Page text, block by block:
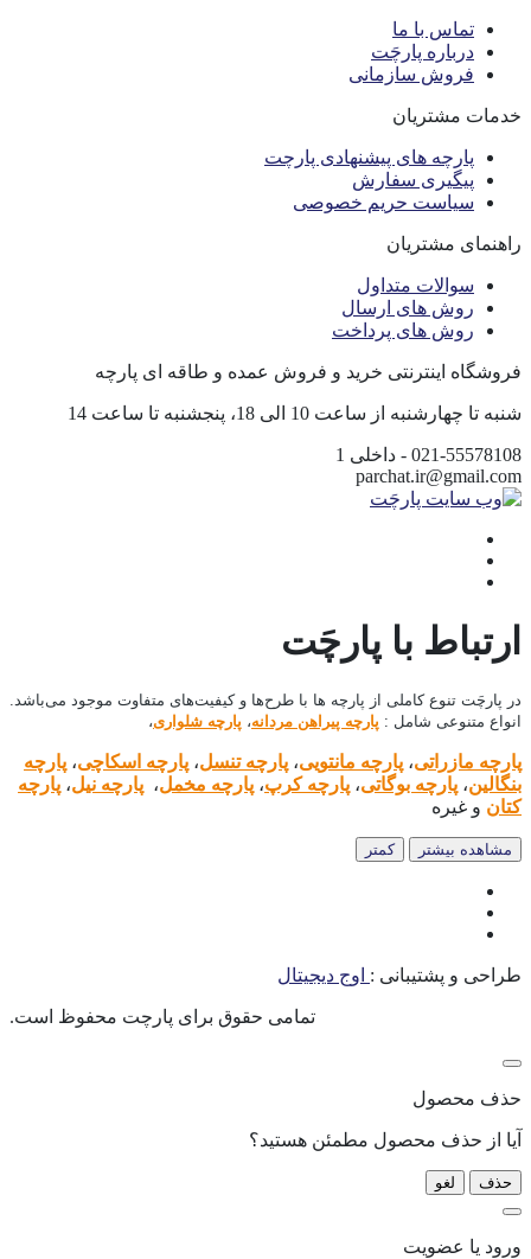
تماس با ما
درباره پارچَت
فروش سازمانی
خدمات مشتریان
پارچه های پیشنهادی پارچت
پیگیری سفارش
سیاست حریم خصوصی
راهنمای مشتریان
سوالات متداول
روش های ارسال
روش های پرداخت
فروشگاه اینترنتی خرید و فروش عمده و طاقه ای پارچه
شنبه تا چهارشنبه از ساعت 10 الی 18، پنجشنبه تا ساعت 14
021-55578108 - داخلی 1
parchat.ir@gmail.com
ارتباط با پارچَت
در پارچَت تنوع کاملی از پارچه ها با طرح‌ها و کیفیت‌های متفاوت موجود می‌باشد.
انواع متنوعی شامل : پارچه پیراهن مردانه، پارچه شلواری،
پارچه مازراتی، پارچه مانتویی، پارچه تنسل، پارچه اسکاچی، پارچه
بنگالین، پارچه بوگاتی، پارچه کرپ، پارچه مخمل، پارچه نیل، پارچه
کتان و غیره
مشاهده بیشتر کمتر
طراحی و پشتیبانی : اوج دیجیتال
.تمامی حقوق برای پارچت محفوظ است
حذف محصول
آیا از حذف محصول مطمئن هستید؟
حذف لغو
ورود یا عضویت